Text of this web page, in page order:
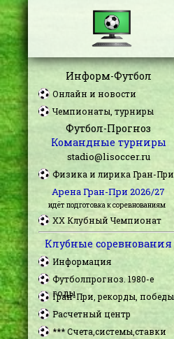
Информ-Футбол
Онлайн и новости
Чемпионаты, турниры
Футбол-Прогноз
Командные турниры
stadio@lisoccer.ru
Физика и лирика Гран-При
Арена Гран-При 2026/27
идёт подготовка к соревнованиям
XX Клубный Чемпионат
Клубные соревнования
Информация
Футболпрогноз. 1980-е
годы
Гран-При, рекорды, победы
Расчетный центр
*** Счета,системы,ставки